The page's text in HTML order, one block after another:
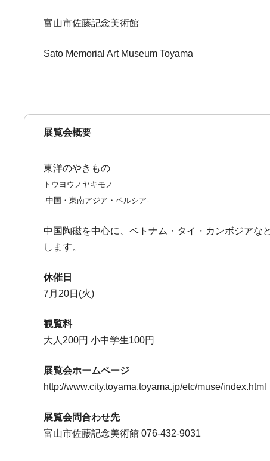
富山市佐藤記念美術館
Sato Memorial Art Museum Toyama
展覧会概要
東洋のやきもの
トウヨウノヤキモノ
-中国・東南アジア・ペルシア-
中国陶磁を中心に、ベトナム・タイ・カンボジアな
します。
休催日
7月20日(火)
観覧料
大人200円 小中学生100円
展覧会ホームページ
http://www.city.toyama.toyama.jp/etc/muse/index.html
展覧会問合わせ先
富山市佐藤記念美術館 076-432-9031